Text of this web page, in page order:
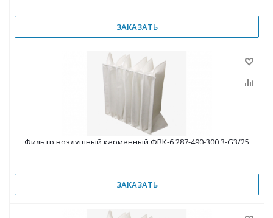
ЗАКАЗАТЬ
Фильтр воздушный карманный ФВК-6 287-490-300 3-G3/25
ЗАКАЗАТЬ